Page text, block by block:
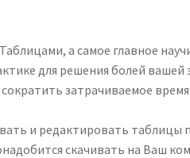
а самое главное
для решения болей вашей
затрачиваемое время
и редактировать таблицы
скачивать на Ваш